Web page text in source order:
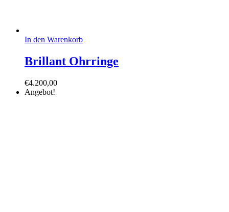
In den Warenkorb
Brillant Ohrringe
€4.200,00
Angebot!